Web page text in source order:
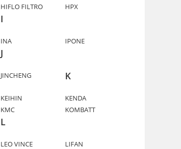
HIFLO FILTRO HPX
I
INA IPONE
J
JINCHENG K
KEIHIN
KENDA
KMC
KOMBATT
L
LEO VINCE
LIFAN